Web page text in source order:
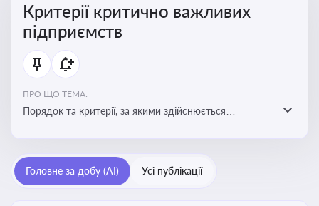
Критерії критично важливих
підприємств
ПРО ЩО ТЕМА:
Порядок та критерії, за якими здійснюється
Головне за добу (AI) Усі публікації